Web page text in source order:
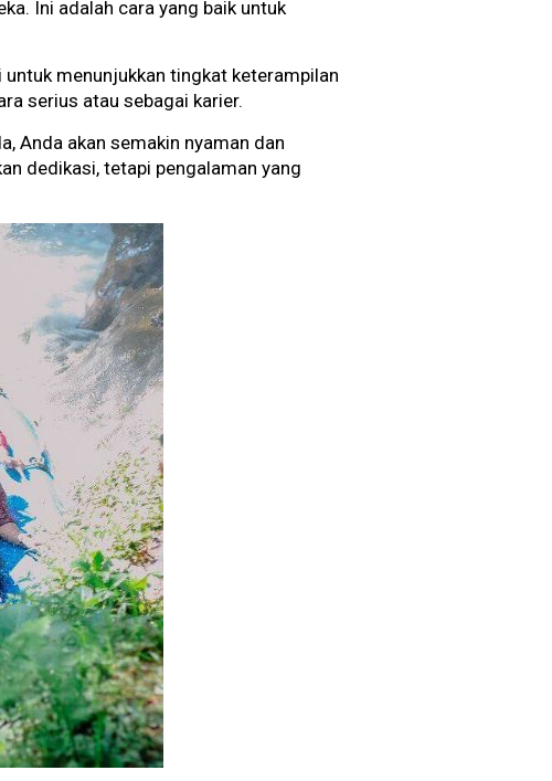
Ini adalah cara yang baik untuk
menunjukkan tingkat keterampilan
serius atau sebagai karier.
Anda akan semakin nyaman dan
dedikasi, tetapi pengalaman yang